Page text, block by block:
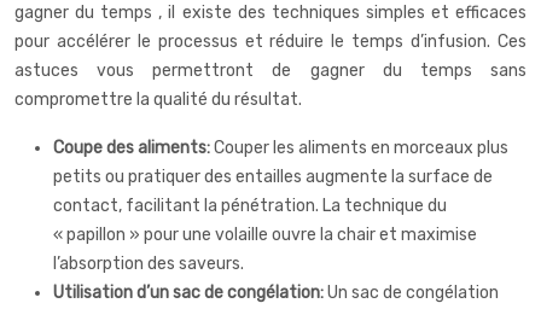
gagner du temps , il existe des techniques simples et efficaces
pour accélérer le processus et réduire le temps d’infusion. Ces
astuces vous permettront de gagner du temps sans
compromettre la qualité du résultat.
Coupe des aliments:Couper les aliments en morceaux plus
petits ou pratiquer des entailles augmente la surface de
contact, facilitant la pénétration. La technique du
« papillon » pour une volaille ouvre la chair et maximise
l’absorption des saveurs.
Utilisation d’un sac de congélation:Un sac de congélation